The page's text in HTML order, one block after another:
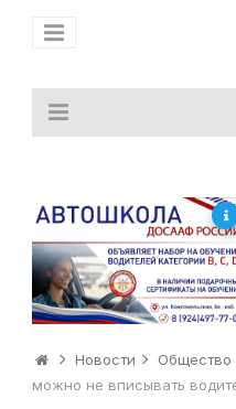
Новости Общество
можно не вписывать